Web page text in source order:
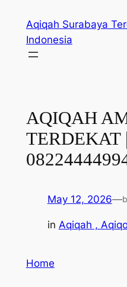
content
Aqiqah Surabaya
Indonesia
AQIQAH
TERDEKAT |
May 12, 2026—
in Aqiqah ,
Home